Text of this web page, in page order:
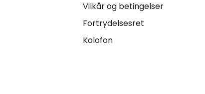
Vilkår og betingelser
Fortrydelsesret
Kolofon